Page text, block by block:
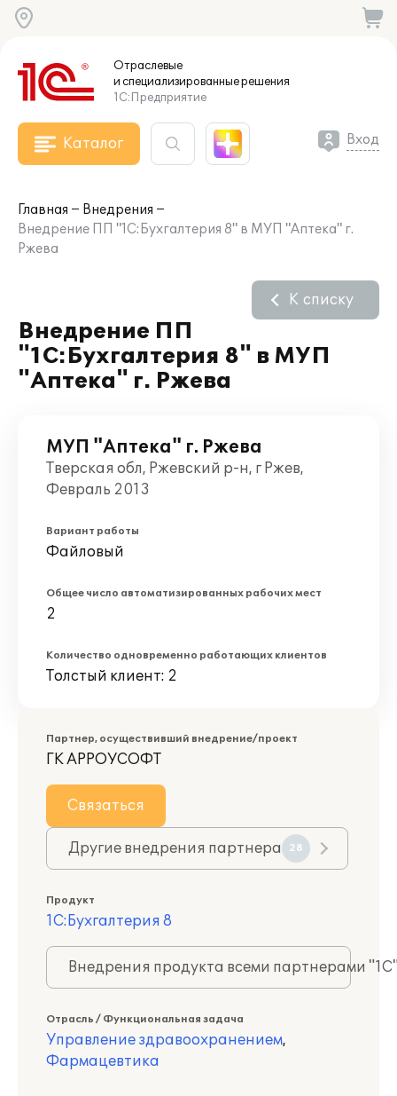
Отраслевые
и специализированныерешения
1С:Предприятие
Каталог Вход
Главная
Внедрения
Внедрение ПП "1С:Бухгалтерия 8" в МУП "Аптека" г.
Ржева
Внедрение ПП
"1С:Бухгалтерия 8" в МУП
"Аптека" г. Ржева
К списку
МУП "Аптека" г. Ржева
Тверская обл, Ржевский р-н, г Ржев,
Февраль 2013
Вариант работы
Файловый
Общее число автоматизированных рабочих мест
2
Количество одновременно работающих клиентов
Толстый клиент: 2
Партнер, осуществивший внедрение/проект
ГК АРРОУСОФТ
Связаться
Другие внедрения партнера 28
Продукт
1С:Бухгалтерия 8
Внедрения продукта всеми партнерами
Отрасль / Функциональная задача
Управление здравоохранением,
Фармацевтика